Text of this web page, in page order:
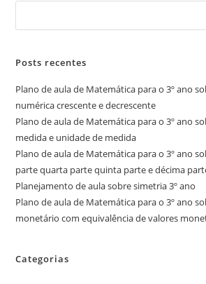
Posts recentes
Plano de aula de Matemática para o 3º ano
numérica crescente e decrescente
Plano de aula de Matemática para o 3º ano
medida e unidade de medida
Plano de aula de Matemática para o 3º ano
parte quarta parte quinta parte e décima
Planejamento de aula sobre simetria 3º ano
Plano de aula de Matemática para o 3º ano
monetário com equivalência de valores
Categorias